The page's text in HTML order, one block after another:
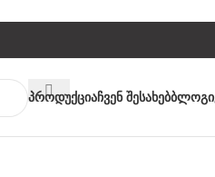
ᲞროდუქციაᲩვენ ᲨესახებᲑლოგი